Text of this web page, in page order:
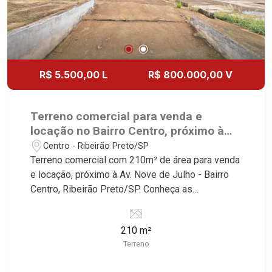
R$ 5.500,00 L R$ 800.000,00 V
Terreno comercial para venda e
locação no Bairro Centro, próximo à
Av. Nove de Julho - Ribeirão Preto/SP.
Centro - Ribeirão Preto/SP
Terreno comercial com 210m² de área para venda
e locação, próximo à Av. Nove de Julho - Bairro
Centro, Ribeirão Preto/SP. Conheça as
Imobiliária selecionou para você: - 210m² de área
absoluta no mercado imobiliário de Ribeirão
210 m²
Terreno